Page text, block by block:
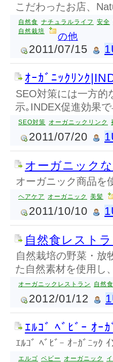
こだわったお店、
自然食 ナチュラルライフ 安全
自然栽培
の他
2011/07/15
ｵｰｶﾞﾆｯｸﾘﾝｸ
SEO対策には一方的
示｡INDEX促進効果で
SEO対策 オーガニックリンク
2011/07/20
オーガニック
オーガニック商品を
ヘアケア オーガニック 美髪
2011/10/10
自然食レスト
自然栽培の野菜・放
た自然素材を使用し
オーガニックレストラン 自然食
2012/01/12
ｴﾙｺﾞ ﾍﾞﾋﾞｰ ｵｰ
ｴﾙｺﾞ ﾍﾞﾋﾞｰ ｵｰｶﾞﾆｯｸ ｲ
エルゴ ベビー オーガニック